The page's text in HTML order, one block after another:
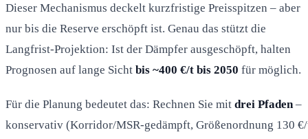
Dieser Mechanismus deckelt kurzfristige Preisspitzen – aber
nur bis die Reserve erschöpft ist. Genau das stützt die
Langfrist-Projektion: Ist der Dämpfer ausgeschöpft, halten
Prognosen auf lange Sicht bis ~400 €/t bis 2050 für möglich.
Für die Planung bedeutet das: Rechnen Sie mit drei Pfaden–
konservativ (Korridor/MSR-gedämpft, Größenordnung 130